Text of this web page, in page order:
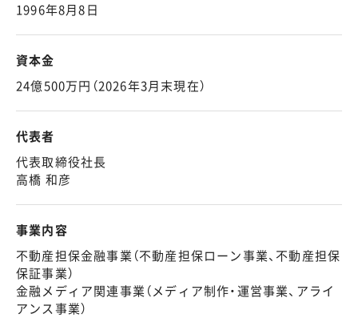
1996年8月8日
資本金
24億500万円（2026年3月末現在）
代表者
代表取締役社長
高橋 和彦
事業内容
不動産担保金融事業（不動産担保ローン事業、不動産担保
保証事業）
金融メディア関連事業（メディア制作・運営事業、アライ
アンス事業）